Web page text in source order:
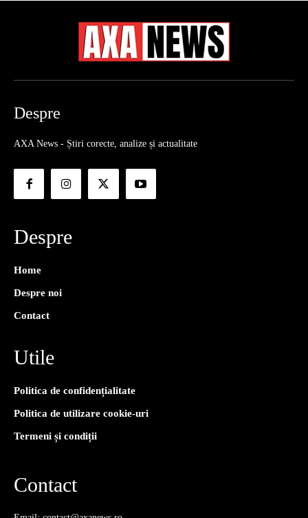
Despre
AXA News - Știri corecte, analize și actualitate
Despre
Home
Despre noi
Contact
Utile
Politica de confidențialitate
Politica de utilizare cookie-uri
Termeni și condiții
Contact